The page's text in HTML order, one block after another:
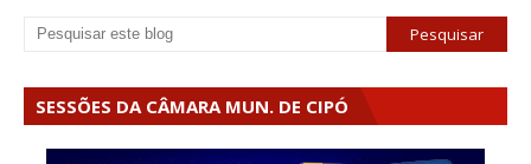
SESSÕES DA CÂMARA MUN. DE CIPÓ